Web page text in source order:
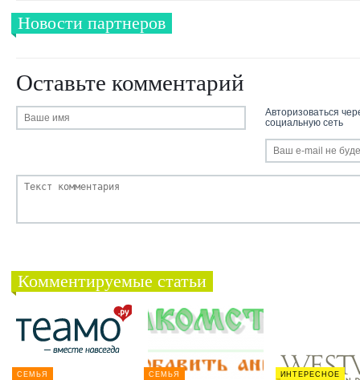
Новости партнеров
Оставьте комментарий
Авторизоваться
социальную сеть
Комментируемые статьи
СЕМЬЯ СЕМЬЯ ИНТЕРЕСНОЕ